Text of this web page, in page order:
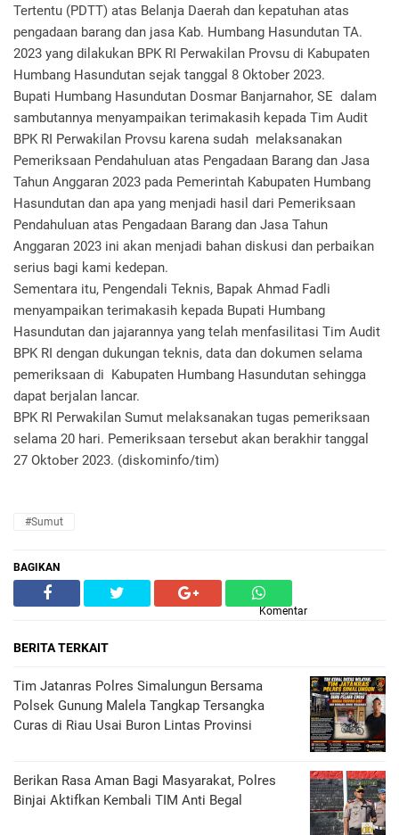
Tertentu (PDTT) atas Belanja Daerah dan kepatuhan atas
pengadaan barang dan jasa Kab. Humbang Hasundutan TA.
2023 yang dilakukan BPK RI Perwakilan Provsu di Kabupaten
Humbang Hasundutan sejak tanggal 8 Oktober 2023.
Bupati Humbang Hasundutan Dosmar Banjarnahor, SE dalam
sambutannya menyampaikan terimakasih kepada Tim Audit
BPK RI Perwakilan Provsu karena sudah melaksanakan
Pemeriksaan Pendahuluan atas Pengadaan Barang dan Jasa
Tahun Anggaran 2023 pada Pemerintah Kabupaten Humbang
Hasundutan dan apa yang menjadi hasil dari Pemeriksaan
Pendahuluan atas Pengadaan Barang dan Jasa Tahun
Anggaran 2023 ini akan menjadi bahan diskusi dan perbaikan
serius bagi kami kedepan.
Sementara itu, Pengendali Teknis, Bapak Ahmad Fadli
menyampaikan terimakasih kepada Bupati Humbang
Hasundutan dan jajarannya yang telah menfasilitasi Tim Audit
BPK RI dengan dukungan teknis, data dan dokumen selama
pemeriksaan di Kabupaten Humbang Hasundutan sehingga
dapat berjalan lancar.
BPK RI Perwakilan Sumut melaksanakan tugas pemeriksaan
selama 20 hari. Pemeriksaan tersebut akan berakhir tanggal
27 Oktober 2023. (diskominfo/tim)
#Sumut
BAGIKAN
Komentar
BERITA TERKAIT
Tim Jatanras Polres Simalungun Bersama
Polsek Gunung Malela Tangkap Tersangka
Curas di Riau Usai Buron Lintas Provinsi
Berikan Rasa Aman Bagi Masyarakat, Polres
Binjai Aktifkan Kembali TIM Anti Begal